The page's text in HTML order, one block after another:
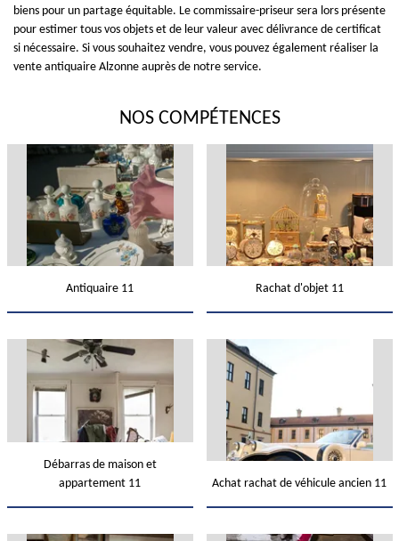
biens pour un partage équitable. Le commissaire-priseur sera lors présente
pour estimer tous vos objets et de leur valeur avec délivrance de certificat
si nécessaire. Si vous souhaitez vendre, vous pouvez également réaliser la
vente antiquaire Alzonne auprès de notre service.
NOS COMPÉTENCES
Antiquaire 11 Rachat d'objet 11
Débarras de maison et
appartement 11
Achat rachat de véhicule ancien 11